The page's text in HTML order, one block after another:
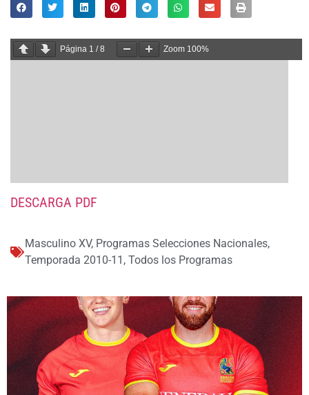
Página 1 /8 Zoom 100%
DESCARGA PDF
Masculino XV, Programas Selecciones Nacionales,
Temporada 2010-11 , Todos los Programas